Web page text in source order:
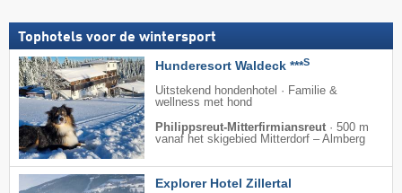
Tophotels voor de wintersport
Hunderesort Waldeck ***S
Uitstekend hondenhotel · Familie &
wellness met hond
Philippsreut-Mitterfirmiansreut · 500 m
vanaf het skigebied Mitterdorf – Almberg
Explorer Hotel Zillertal